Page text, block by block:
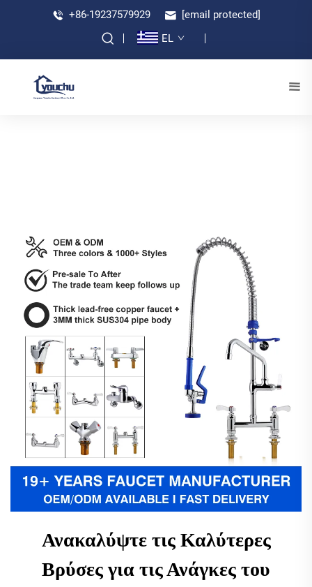
+86-19237579929
[email protected]
EL
Ανακαλύψτε τις Καλύτερες
Βρύσες για τις Ανάγκες του